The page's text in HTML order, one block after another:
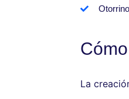
La